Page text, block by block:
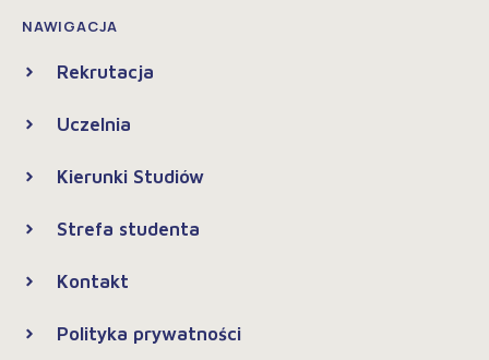
NAWIGACJA
Rekrutacja
Uczelnia
Kierunki Studiów
Strefa studenta
Kontakt
Polityka prywatności